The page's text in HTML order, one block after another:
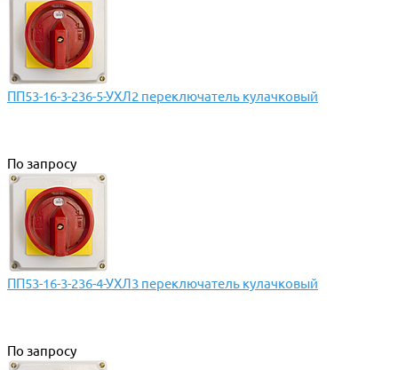
ПП53-16-3-236-5-УХЛ2 переключатель кулачковый
По запросу
ПП53-16-3-236-4-УХЛ3 переключатель кулачковый
По запросу